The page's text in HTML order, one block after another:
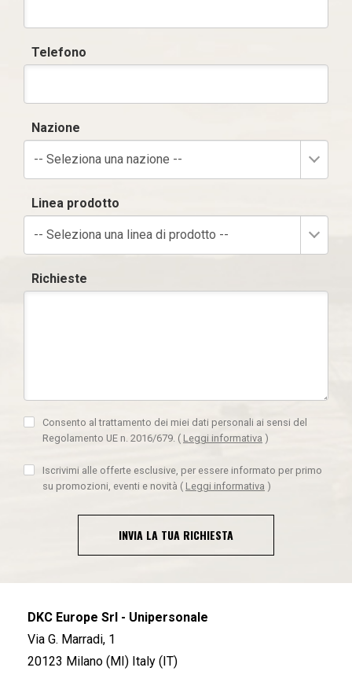
Telefono
Nazione
-- Seleziona una nazione --
Linea prodotto
-- Seleziona una linea di prodotto --
Richieste
Consento al trattamento dei miei dati personali ai sensi del
Regolamento UE n. 2016/679. ( Leggi informativa )
Iscrivimi alle offerte esclusive, per essere informato per primo
su promozioni, eventi e novità ( Leggi informativa )
INVIA LA TUA RICHIESTA
DKC Europe Srl - Unipersonale
Via G. Marradi, 1
20123 Milano (MI) Italy (IT)